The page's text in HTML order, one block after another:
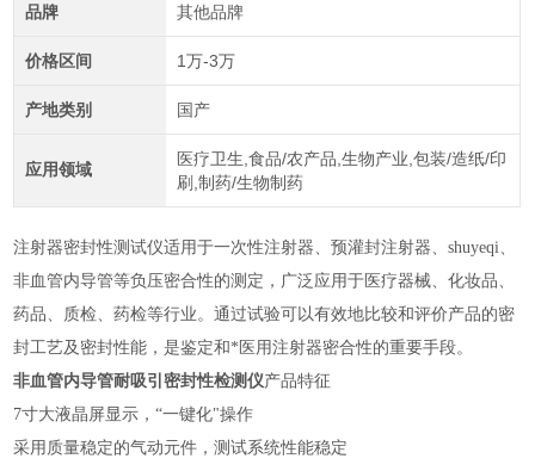
品牌 其他品牌
价格区间 1万-3万
产地类别 国产
应用领域
医疗卫生,食品/农产品,生物产业,包装/造纸/印
刷,制药/生物制药
注射器密封性测试仪适用于一次性注射器、预灌封注射器、shuyeqi、
非血管内导管等负压密合性的测定，广泛应用于医疗器械、化妆品、
药品、质检、药检等行业。通过试验可以有效地比较和评价产品的密
封工艺及密封性能，是鉴定和*医用注射器密合性的重要手段。
非血管内导管耐吸引密封性检测仪产品特征
7寸大液晶屏显示，“一键化"操作
采用 质量稳定的气动元件，测试系统性能稳定